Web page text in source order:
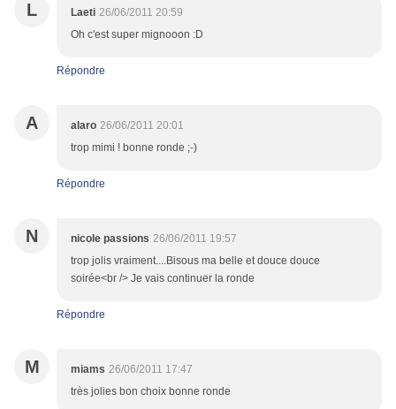
L Laeti 26/06/2011 20:59
Oh c'est super mignooon :D
Répondre
A alaro 26/06/2011 20:01
trop mimi ! bonne ronde ;-)
Répondre
N nicole passions 26/06/2011 19:57
trop jolis vraiment....Bisous ma belle et douce douce
soirée<br /> Je vais continuer la ronde
Répondre
M miams 26/06/2011 17:47
très jolies bon choix bonne ronde